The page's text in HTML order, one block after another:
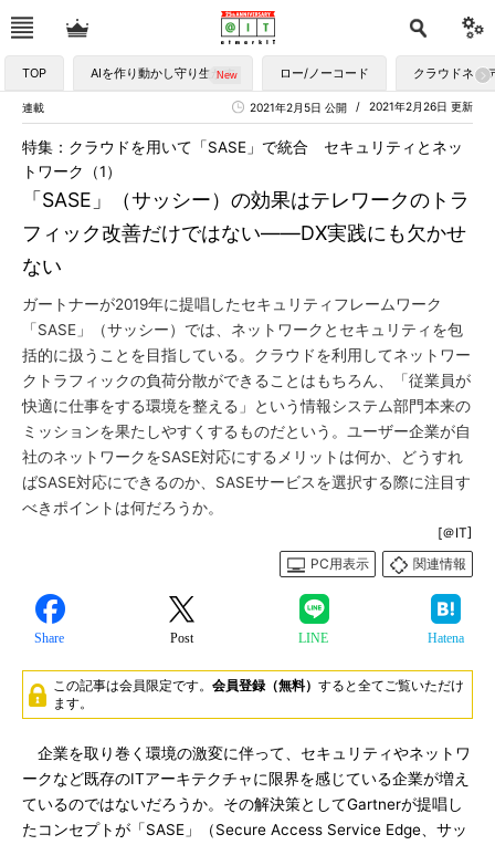
TOP AIを作り動かし守り生かす ロー/ノーコード クラウドネイ
連載 2021年2月26日 更新
2021年2月5日 公開
「SASE」（サッシー）の効果はテレワークのトラ
フィック改善だけではない――DX実践にも欠かせ
ない
特集：クラウドを用いて「SASE」で統合 セキュリティとネッ
トワーク（1）
ガートナーが2019年に提唱したセキュリティフレームワーク
「SASE」（サッシー）では、ネットワークとセキュリティを包
括的に扱うことを目指している。クラウドを利用してネットワー
クトラフィックの負荷分散ができることはもちろん、「従業員が
快適に仕事をする環境を整える」という情報システム部門本来の
ミッションを果たしやすくするものだという。ユーザー企業が自
社のネットワークをSASE対応にするメリットは何か、どうすれ
ばSASE対応にできるのか、SASEサービスを選択する際に注目す
べきポイントは何だろうか。
[＠IT]
PC用表示
関連情報
Share Post LINE Hatena
この記事は会員限定です。 会員登録（無料） すると全てご覧いただけ
ます。
企業を取り巻く環境の激変に伴って、セキュリティやネットワ
ークなど既存のITアーキテクチャに限界を感じている企業が増え
ているのではないだろうか。その解決策としてGartnerが提唱し
たコンセプトが「SASE」（Secure Access Service Edge、サッ